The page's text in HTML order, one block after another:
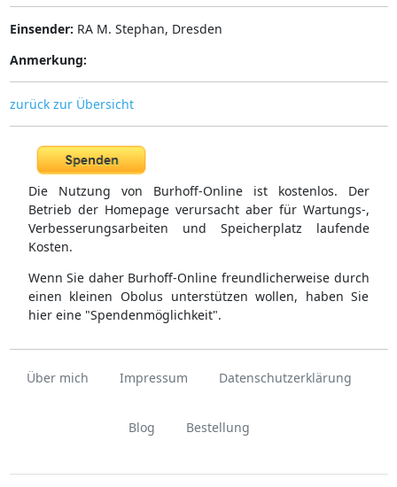
Einsender: RA M. Stephan, Dresden
Anmerkung:
zurück zur Übersicht
Die Nutzung von Burhoff-Online ist kostenlos. Der
Betrieb der Homepage verursacht aber für Wartungs-,
Verbesserungsarbeiten und Speicherplatz laufende
Kosten.
Wenn Sie daher Burhoff-Online freundlicherweise durch
einen kleinen Obolus unterstützen wollen, haben Sie
hier eine "Spendenmöglichkeit".
Über mich Impressum Datenschutzerklärung
Blog Bestellung